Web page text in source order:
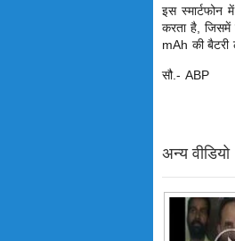
इस स्मार्टफोन
करता है, जिसमें
mAh की बैटरी
सौ.- ABP
अन्य वीडियो